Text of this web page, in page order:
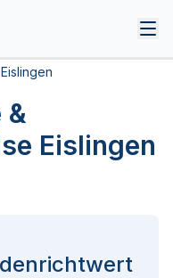
Eislingen
&
Eislingen